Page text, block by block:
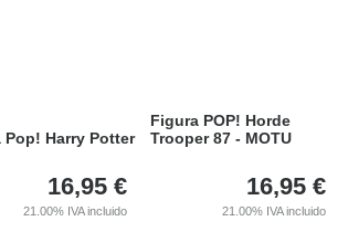
Pop! Harry Potter
16,95 €
21.00% IVA incluido
Figura POP! Horde
Trooper 87 - MOTU
16,95 €
21.00% IVA incluido